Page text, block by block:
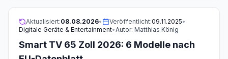
Aktualisiert:08.08.2026• Veröffentlicht:09.11.2025•
Digitale Geräte & Entertainment•Autor: Matthias König
Smart TV 65 Zoll 2026: 6 Modelle nach